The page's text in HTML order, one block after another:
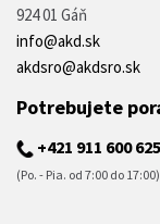
924 01 Gáň
info@akd.sk
akdsro@akdsro.sk
Potrebujete
+421 911 600 625
(Po. - Pia. od 7:00 do 17:00)